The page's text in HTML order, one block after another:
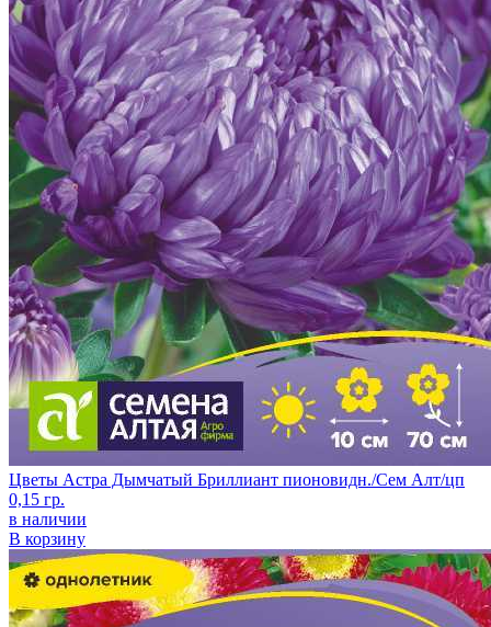
Цветы Астра Дымчатый Бриллиант пионовидн./Сем Алт/цп
0,15 гр.
в наличии
В корзину